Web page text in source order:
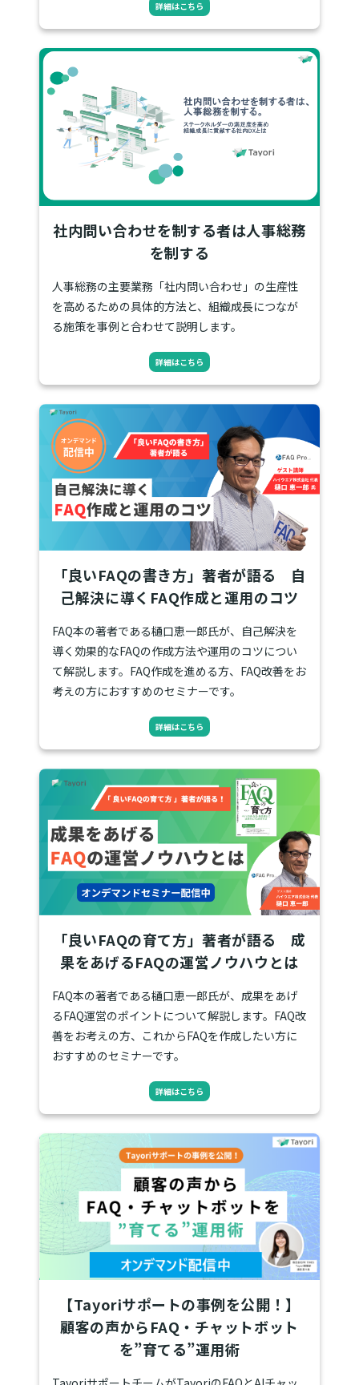
詳細はこちら
社内問い合わせを制する者は人事総務
を制する
人事総務の主要業務「社内問い合わせ」の生産性
を高めるための具体的方法と、組織成長につなが
る施策を事例と合わせて説明します。
詳細はこちら
「良いFAQの書き方」著者が語る 自
己解決に導くFAQ作成と運用のコツ
FAQ本の著者である樋口恵一郎氏が、自己解決を
導く効果的なFAQの作成方法や運用のコツについ
て解説します。FAQ作成を進める方、FAQ改善をお
考えの方におすすめのセミナーです。
詳細はこちら
「良いFAQの育て方」著者が語る 成
果をあげるFAQの運営ノウハウとは
FAQ本の著者である樋口恵一郎氏が、成果をあげ
るFAQ運営のポイントについて解説します。FAQ改
善をお考えの方、これからFAQを作成したい方に
おすすめのセミナーです。
詳細はこちら
【Tayoriサポートの事例を公開！】
顧客の声からFAQ・チャットボット
を”育てる”運用術